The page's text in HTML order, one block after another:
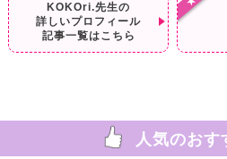
KOKOri.先生の
詳しいプロフィール
記事一覧はこちら
人気のおす